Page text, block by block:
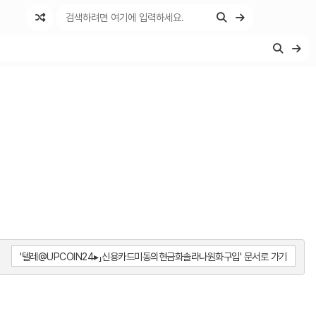
'텔레@UPCOIN24▸」신용카드미동의현금화솔라나원화구입' 문서로 가기